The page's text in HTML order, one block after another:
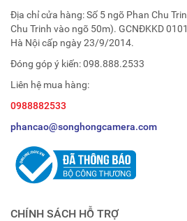
Địa chỉ cửa hàng: Số 5 ngõ Phan Chu
Chu Trinh vào ngõ 50m). GCNĐKKD
Hà Nội cấp ngày 23/9/2014.
Đóng góp ý kiến:098.888.2533
Liên hệ mua hàng:
0988882533
phancao@songhongcamera.com
CHÍNH SÁCH HỖ TRỢ